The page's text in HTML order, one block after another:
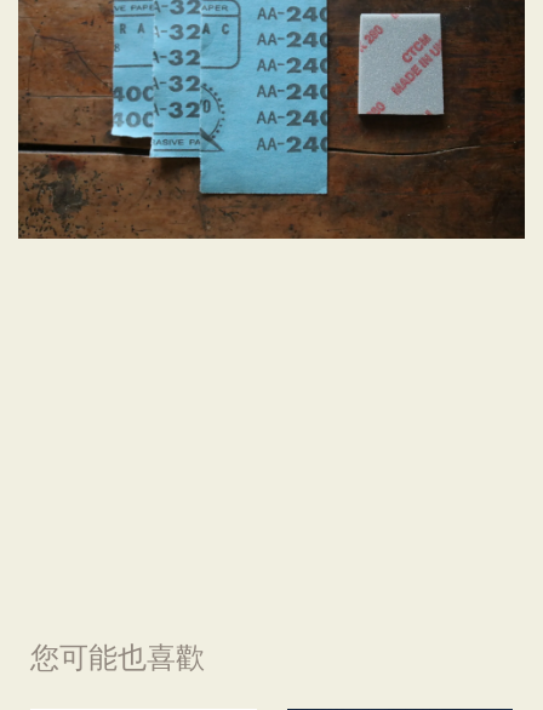
您可能也喜歡